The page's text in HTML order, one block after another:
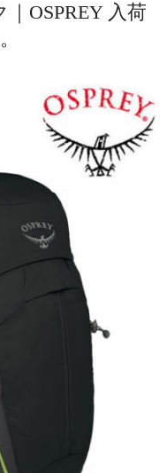
OSPREY 入荷